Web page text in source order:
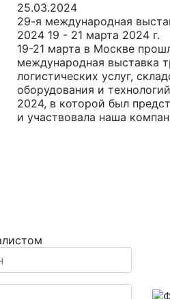
25.03.2024
29-я международная
2024 19 - 21 марта 2024 г.
19-21 марта в Москве
международная выставка
логистических услуг,
оборудования и
2024, в которой был
и участвовала наша